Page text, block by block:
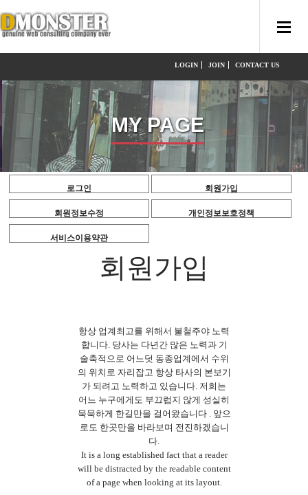
LOGIN JOIN CONTACT US
MY PAGE
로그인 회원가입
회원정보수정 개인정보보호정책
서비스이용약관
회원가입
항상 업계최고를 위해서 불철주야 노력
합니다. 당사는 다년간 많은 노력과 기
술축적으로 어느덧 동종업계에서 수위
의 위치로 자리잡고 항상 타사의 본보기
가 되려고 노력하고 있습니다. 저희는
어느 누구에게도 부끄럽지 않게 성실히
묵묵하게 한길만을 걸어왔습니다 . 앞으
로도 한곳만을 바라보며 전진하겠습니
다.
It is a long established fact that a reader
will be distracted by the readable content
of a page when looking at its layout.